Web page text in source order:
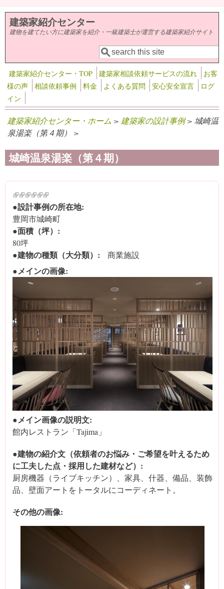
メインコンテンツに移動
建築家紹介センター
建物を建てたい方に建築家を紹介・一級建築士が運営する建築家紹介サイト
検索フォーム
検索
建築家紹介センター・TOP 建築家相談依頼サービスの流れ
お客
様の声
相談依頼事例 料金 よくある質問 安心安全宣言
ログ
イン
建築家紹介センター・ホーム > 建築家の設計事例> 城崎温
泉湯楽（第４期） >
城崎温泉湯楽（第４期）
(link is external)
(link is external)
(link is external)
(link is external)
(link is external)
(link is external)
●設計事例の所在地:
豊岡市城崎町
●面積（坪）:
80坪
●建物の種類（大分類）: 商業施設
●メインの画像:
●メイン画像の説明文:
館内レストラン「Tajima」
●建物の紹介文（依頼者のお悩み・ご希望を叶えるため
に工夫した点・採用した建材など）:
厨房機器（ライブキッチン）、家具、什器、備品、装飾
品、壁面アートをトータルにコーディネート。
その他の画像: